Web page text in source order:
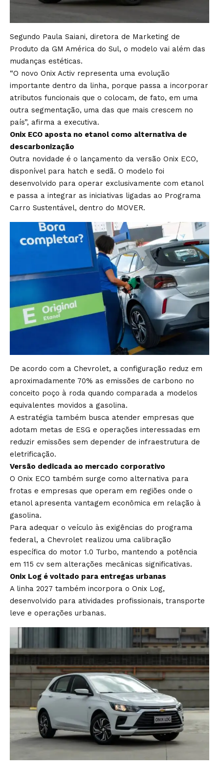
Segundo Paula Saiani, diretora de Marketing de
Produto da GM América do Sul, o modelo vai além das
mudanças estéticas.
“O novo Onix Activ representa uma evolução
importante dentro da linha, porque passa a incorporar
atributos funcionais que o colocam, de fato, em uma
outra segmentação, uma das que mais crescem no
país”, afirma a executiva.
Onix ECO aposta no etanol como alternativa de
descarbonização
Outra novidade é o lançamento da versão Onix ECO,
disponível para hatch e sedã. O modelo foi
desenvolvido para operar exclusivamente com etanol
e passa a integrar as iniciativas ligadas ao Programa
Carro Sustentável, dentro do MOVER.
De acordo com a Chevrolet, a configuração reduz em
aproximadamente 70% as emissões de carbono no
conceito poço à roda quando comparada a modelos
equivalentes movidos a gasolina.
A estratégia também busca atender empresas que
adotam metas de ESG e operações interessadas em
reduzir emissões sem depender de infraestrutura de
eletrificação.
Versão dedicada ao mercado corporativo
O Onix ECO também surge como alternativa para
frotas e empresas que operam em regiões onde o
etanol apresenta vantagem econômica em relação à
gasolina.
Para adequar o veículo às exigências do programa
federal, a Chevrolet realizou uma calibração
específica do motor 1.0 Turbo, mantendo a potência
em 115 cv sem alterações mecânicas significativas.
Onix Log é voltado para entregas urbanas
A linha 2027 também incorpora o Onix Log,
desenvolvido para atividades profissionais, transporte
leve e operações urbanas.